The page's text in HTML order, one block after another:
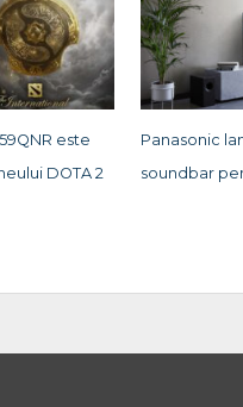
este
DOTA 2
Panasonic
soundbar